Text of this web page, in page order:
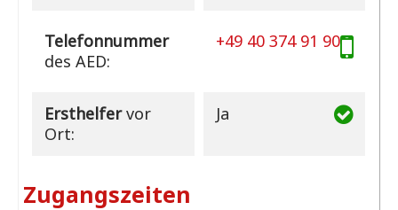
Telefonnummer
des AED:
+49 40 374 91 90
Ersthelfervor
Ort:
Ja
Zugangszeiten